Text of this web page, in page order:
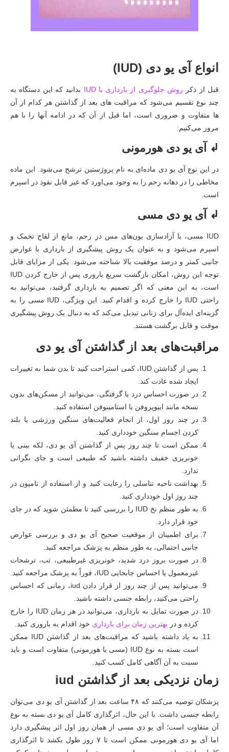
انواع آی یو دی (IUD)
قبل از ذکر روش جلوگیری از بارداری با IUD
بدانید که این دستگاه به
چند نوع تقسیم می‌شود که مراقبت های بعد از گذاشتن هر کدام از آن
ها متفاوت و ضروری است، اما قبل از آن که در ادامه آنها را با هم
مرور می‌کنیم:
↲ آی یو دی هورمونی
در این نوع آی یو دی ماده‌ای به نام پروژستین ترشح می‌شود. این ماده
مخاطی را در دهانه رحم را به وجود می‌اورد که غیر قابل نفوذ در اسپرم
است.
↲ آی یو دی مسی
IUD مسی، با آزادسازی یون‌های مس در رحم، مانع از لقاح تخمک و
اسپرم می‌شود و به عنوان یک روش پیشگیری از بارداری با عوارض
جانبی کمتر و درصد موفقیت بالا شناخته می‌شود. یکی از مزایای قابل
توجه این روش، امکان بازگشت سریع باروری پس از خارج کردن IUD
است، به این معنی که اگر تصمیم به بارداری گرفتید، می‌توانید به
راحتی IUD را خارج کرده و اقدام کنید. این ویژگی، IUD مسی را به
گزینه‌ای ایده‌آل برای زنانی تبدیل می‌کند که به دنبال یک روش پیشگیری
موقت و قابل برگشت هستند.
مراقبت‌های بعد از گذاشتن آی یو دی
پس از گذاشتن IUD، کمی استراحت کنید تا بدن شما به تغییرات
ایجاد شده عادت کند.
در صورت احساس درد یا گرفتگی، می‌توانید از مسکن‌های بدون
نسخه مانند ایبوپروفن یا استامینوفن استفاده کنید.
در چند روز اول، از انجام فعالیت‌های سنگین ورزشی یا بلند
کردن اجسام سنگین خودداری کنید.
ممکن است تا چند روز پس از گذاشتن آی یو دی، لکه بینی یا
خونریزی خفیف داشته باشید که طبیعی است و جای نگرانی
ندارد.
بهداشت ناحیه تناسلی را رعایت کنید و از استفاده از تامپون در
چند روز اول خودداری کنید.
به طور منظم نخ IUD را بررسی کنید تا مطمئن شوید که در جای
خود قرار دارد.
برای اطمینان از موقعیت صحیح آی یو دی و بررسی عوارض
جانبی احتمالی، به طور منظم به پزشک مراجعه کنید.
در صورت بروز درد شدید، خونریزی غیرطبیعی، تب، ترشحات
غیرمعمول یا احساس جابجایی IUD، فوراً به پزشک مراجعه کنید.
می‌توانید پس از چند روز از قرار دادن iud، زمانی که احساس
راحتی می‌کنید، رابطه جنسی داشته باشید.
در صورت تمایل به بارداری، می‌توانید در هر زمان IUD را خارج
کرده و در بهترین زمان برای بارداری خود اقدام به باروری کنید.
به یاد داشته باشید که مراقبت‌های بعد از گذاشتن IUD ممکن
است بسته به نوع IUD (مسی یا هورمونی) متفاوت است و باید
نسبت به آن آگاهی کامل کسب کنید.
زمان نزدیکی بعد از گذاشتن iud
پزشکان توصیه می‌کنند که ۴۸ ساعت بعد از گذاشتن آی یو دی می‌توان
رابطه جنسی داشت. با این حال، اثرگذاری کامل آی یو دی بسته به نوع
آن متفاوت است؛ آی یو دی مسی از همان روز اول اثر پیشگیری دارد
اما آی یو دی هورمونی ممکن است تا ۷ روز طول بکشد تا اثرگذاری